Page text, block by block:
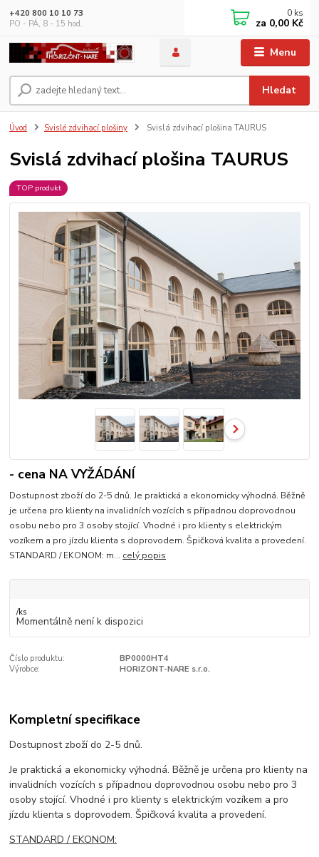
Menu
Hledat
+420 800 10 10 73
PO - PÁ, 8 - 15 hod.
0 ks
za 0,00 Kč
Úvod Svislé zdvihací plošiny Svislá zdvihací plošina TAURUS
Svislá zdvihací plošina TAURUS
TOP produkt
- cena NA VYŽÁDÁNÍ
Dostupnost zboží do 2-5 dnů. Je praktická a ekonomicky výhodná. Běžně
je určena pro klienty na invalidních vozících s případnou doprovodnou
osobu nebo pro 3 osoby stojící. Vhodné i pro klienty s elektrickým
vozíkem a pro jízdu klienta s doprovodem. Špičková kvalita a provedení.
STANDARD / EKONOM: m... celý popis
/ks
Momentálně není k dispozici
Číslo produktu:
BP0000HT4
Výrobce:
HORIZONT-NARE s.r.o.
Kompletní specifikace
Dostupnost zboží do 2-5 dnů.
Je praktická a ekonomicky výhodná. Běžně je určena pro klienty na
invalidních vozících s případnou doprovodnou osobu nebo pro 3
osoby stojící.Vhodné i pro klienty s elektrickým vozíkem a pro
jízdu klienta s doprovodem. Špičková kvalita a provedení.
STANDARD / EKONOM: